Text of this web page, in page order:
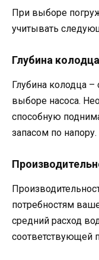
При выборе
учитывать
Глубина колодца
Глубина колодца
выборе насоса.
способную
запасом по напору.
потребностям
средний расход
соответствующей